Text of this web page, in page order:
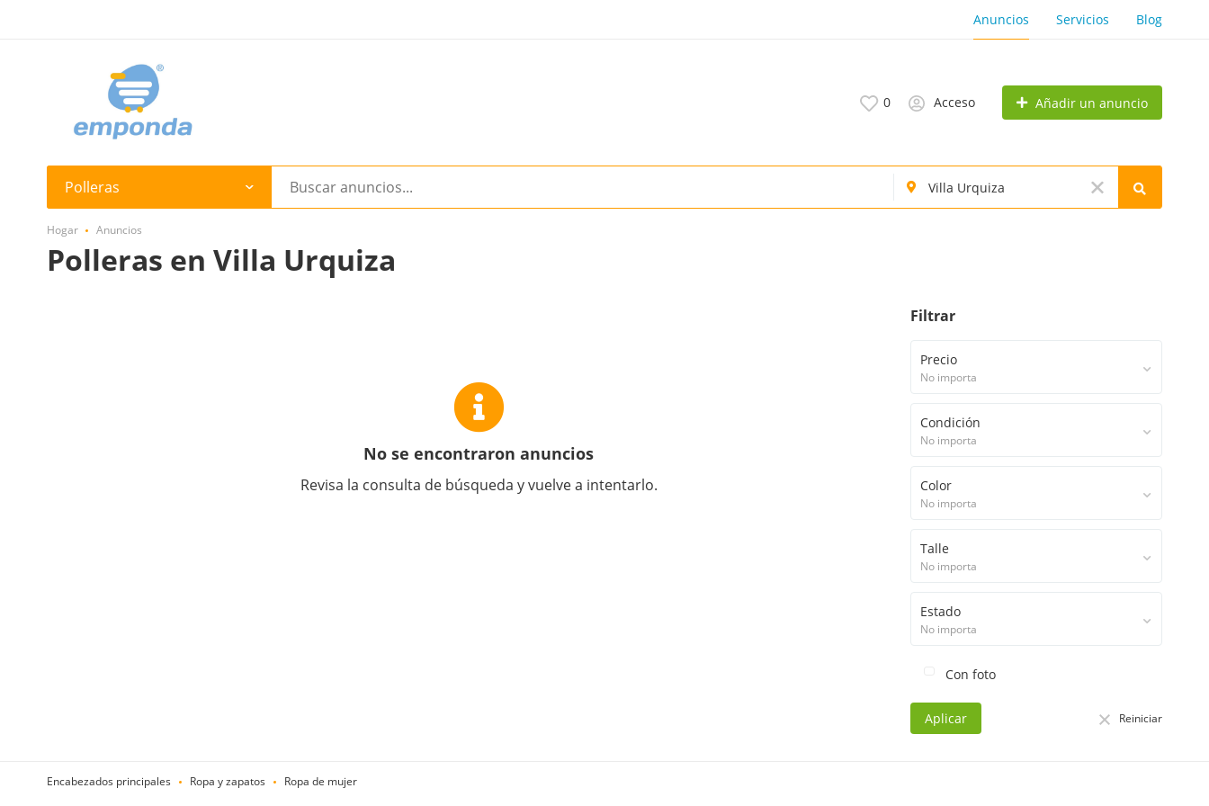
Anuncios Servicios Blog
0 Acceso Añadir un anuncio
Polleras
Hogar Anuncios
Polleras en Villa Urquiza
No se encontraron anuncios
Revisa la consulta de búsqueda y vuelve a intentarlo.
Filtrar
Precio
No importa
Condición
No importa
Color
No importa
Talle
No importa
Estado
No importa
Con foto
Aplicar Reiniciar
Encabezados principales Ropa y zapatos Ropa de mujer